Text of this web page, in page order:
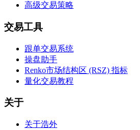
高级交易策略
交易工具
跟单交易系统
操盘助手
Renko市场结构区 (RSZ) 指标
量化交易教程
关于
关于浩外